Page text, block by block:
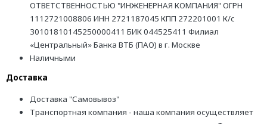
ОТВЕТСТВЕННОСТЬЮ "ИНЖЕНЕРНАЯ КОМПАНИЯ" ОГРН
1112721008806 ИНН 2721187045 КПП 272201001 К/с
30101810145250000411 БИК 044525411 Филиал
«Центральный» Банка ВТБ (ПАО) в г. Москве
Наличными
Доставка
Доставка "Самовывоз"
Транспортная компания - наша компания осуществляет